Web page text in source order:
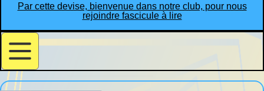
Par cette devise, bienvenue dans notre club, pour nous
rejoindre fascicule à lire